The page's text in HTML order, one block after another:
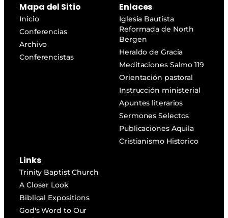
Mapa del Sitio
Inicio
Conferencias
Archivo
Conferencistas
Enlaces
Iglesia Bautista
Reformada de North
Bergen
Heraldo de Gracia
Meditaciones Salmo 119
Orientación pastoral
Instrucción ministerial
Apuntes literarios
Sermones Selectos
Publicaciones Aquila
Cristianismo Historico
Links
Trinity Baptist Church
A Closer Look
Biblical Expositions
God's Word to Our